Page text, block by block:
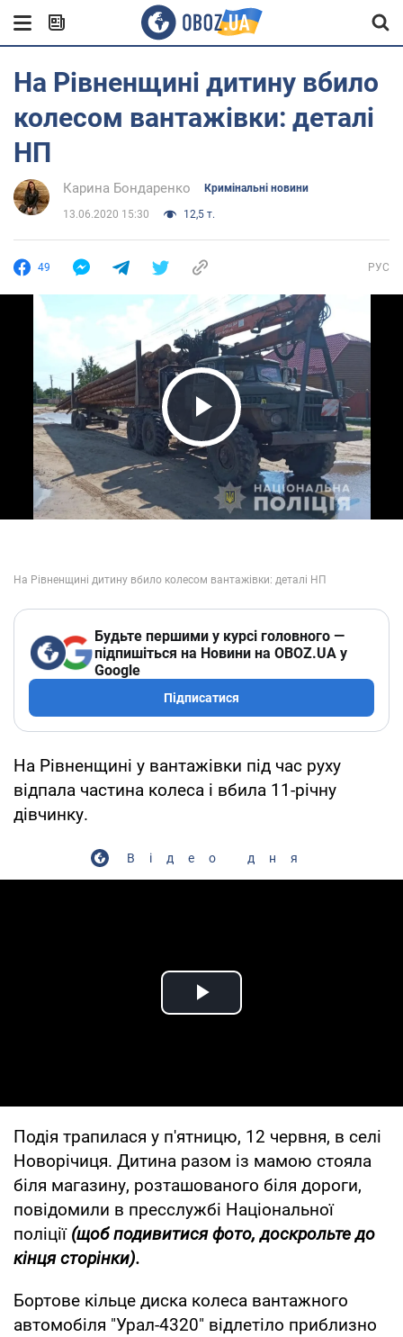
На Рівненщині дитину вбило
колесом вантажівки: деталі
НП
Карина Бондаренко Кримінальні новини
13.06.2020 15:30 12,5 т.
49 РУС
Play Video
Будьте першими у курсі головного —
підпишіться на Новини на OBOZ.UA у
Google
Підписатися
На Рівненщині у вантажівки під час руху
відпала частина колеса і вбила 11-річну
дівчинку.
Відео дня
Play Video
Подія трапилася у п'ятницю, 12 червня, в селі
Новорічиця. Дитина разом із мамою стояла
біля магазину, розташованого біля дороги,
повідомили в пресслужбі Національної
поліції (щоб подивитися фото, доскрольте до
кінця сторінки).
Бортове кільце диска колеса вантажного
автомобіля "Урал-4320" відлетіло приблизно